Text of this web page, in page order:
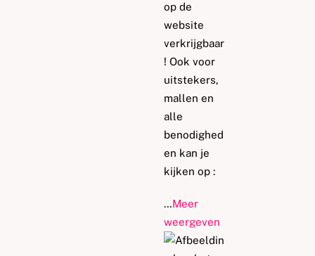
op de
website
verkrijgbaar
! Ook voor
uitstekers,
mallen en
alle
benodighed
en kan je
kijken op :
…Meer
weergeven